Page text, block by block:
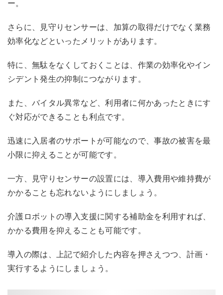
ー。
さらに、見守りセンサーは、加算の取得だけでなく業務
効率化などといったメリットがあります。
特に、無駄をなくしておくことは、作業の効率化やイン
シデント発生の抑制につながります。
また、バイタル異常など、利用者に何かあったときにす
ぐ対応ができることも利点です。
迅速に入居者のサポートが可能なので、事故の被害を最
小限に抑えることが可能です。
一方、見守りセンサーの設置には、導入費用や維持費が
かかることも忘れないようにしましょう。
介護ロボットの導入支援に関する補助金を利用すれば、
かかる費用を抑えることも可能です。
導入の際は、上記で紹介した内容を押さえつつ、計画・
実行するようにしましょう。